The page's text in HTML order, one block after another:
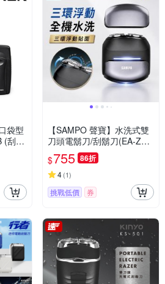
袋型
(刮鬍
【SAMPO 聲寶】水洗式雙
刀頭電鬍刀/刮鬍刀(EA-Z26
24WL)
$755 86折
4(1)
挑戰低價 券